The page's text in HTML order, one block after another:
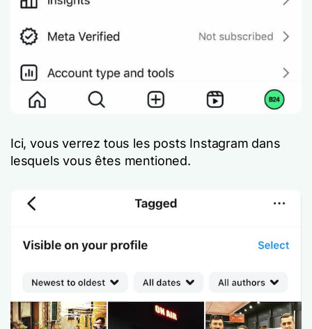
Ici, vous verrez tous les posts Instagram dans
lesquels vous êtes mentioned.